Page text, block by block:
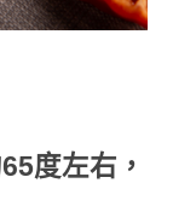
度左右，